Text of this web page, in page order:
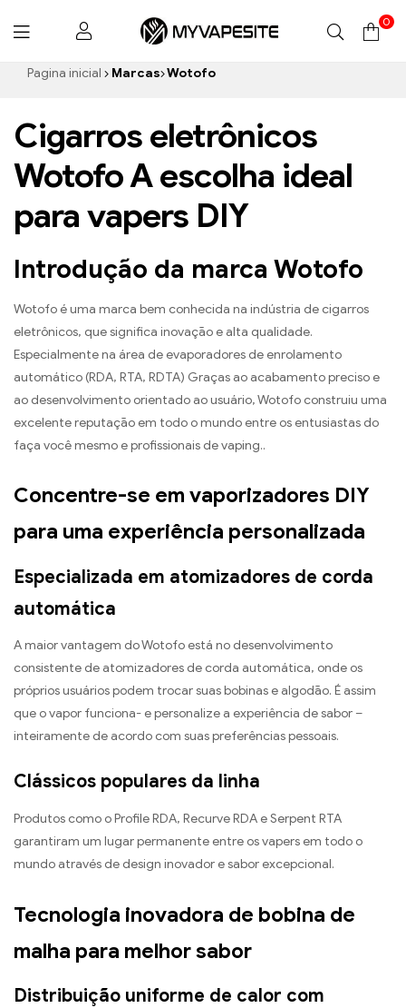
Myvapesite.de
0
Pagina inicial Marcas Wotofo
Cigarros eletrônicos
Wotofo A escolha ideal
para vapers DIY
Introdução da marca Wotofo
Wotofo é uma marca bem conhecida na indústria de cigarros
eletrônicos, que significa inovação e alta qualidade.
Especialmente na área de evaporadores de enrolamento
automático (RDA, RTA, RDTA) Graças ao acabamento preciso e
ao desenvolvimento orientado ao usuário, Wotofo construiu uma
excelente reputação em todo o mundo entre os entusiastas do
faça você mesmo e profissionais de vaping..
Concentre-se em vaporizadores DIY
para uma experiência personalizada
Especializada em atomizadores de corda
automática
A maior vantagem do Wotofo está no desenvolvimento
consistente de atomizadores de corda automática, onde os
próprios usuários podem trocar suas bobinas e algodão. É assim
que o vapor funciona- e personalize a experiência de sabor –
inteiramente de acordo com suas preferências pessoais.
Clássicos populares da linha
Produtos como o Profile RDA, Recurve RDA e Serpent RTA
garantiram um lugar permanente entre os vapers em todo o
mundo através de design inovador e sabor excepcional.
Tecnologia inovadora de bobina de
malha para melhor sabor
Distribuição uniforme de calor com